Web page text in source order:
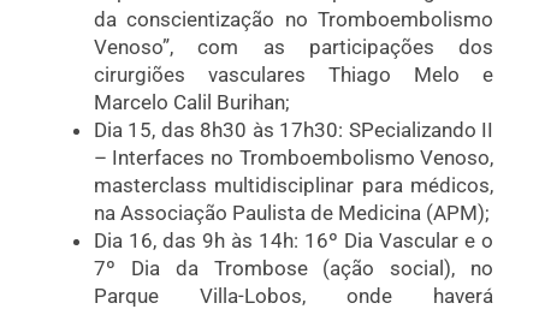
da conscientização no Tromboembolismo
Venoso”, com as participações dos
cirurgiões vasculares Thiago Melo e
Marcelo Calil Burihan;
Dia 15, das 8h30 às 17h30: SPecializando II
– Interfaces no Tromboembolismo Venoso,
masterclass multidisciplinar para médicos,
na Associação Paulista de Medicina (APM);
Dia 16, das 9h às 14h: 16º Dia Vascular e o
7º Dia da Trombose (ação social), no
Parque Villa-Lobos, onde haverá